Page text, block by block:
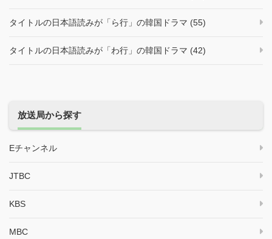
タイトルの日本語読みが「ら行」の韓国ドラマ (55)
タイトルの日本語読みが「わ行」の韓国ドラマ (42)
放送局から探す
Eチャンネル
JTBC
KBS
MBC